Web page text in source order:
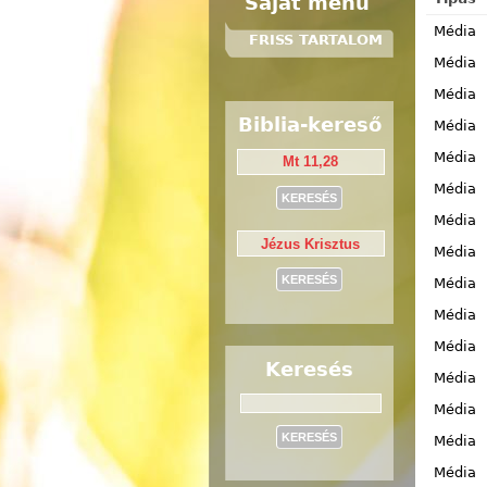
Média
Média
Média
Média
Média
Média
Média
Média
Média
Média
Média
Média
Média
Média
Média
FRISS TARTALOM
Biblia-kereső
Keresés